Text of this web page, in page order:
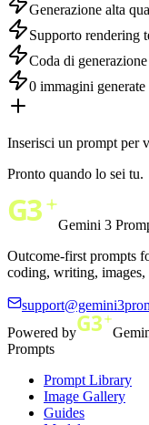
Generazione alta
Supporto rendering
Coda di
0 immagini generate
Inserisci un prompt per
Pronto quando lo sei tu.
Gemini 3
Outcome-first prompts
coding, writing, images,
Powered by
Prompts
Prompt Library
Image Gallery
Guides